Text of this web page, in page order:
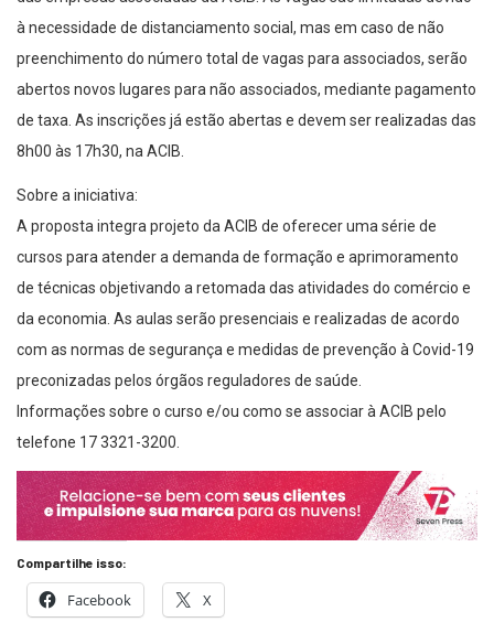
à necessidade de distanciamento social, mas em caso de não
preenchimento do número total de vagas para associados, serão
abertos novos lugares para não associados, mediante pagamento
de taxa. As inscrições já estão abertas e devem ser realizadas das
8h00 às 17h30, na ACIB.
Sobre a iniciativa:
A proposta integra projeto da ACIB de oferecer uma série de
cursos para atender a demanda de formação e aprimoramento
de técnicas objetivando a retomada das atividades do comércio e
da economia. As aulas serão presenciais e realizadas de acordo
com as normas de segurança e medidas de prevenção à Covid-19
preconizadas pelos órgãos reguladores de saúde.
Informações sobre o curso e/ou como se associar à ACIB pelo
telefone 17 3321-3200.
Compartilhe isso:
Facebook X